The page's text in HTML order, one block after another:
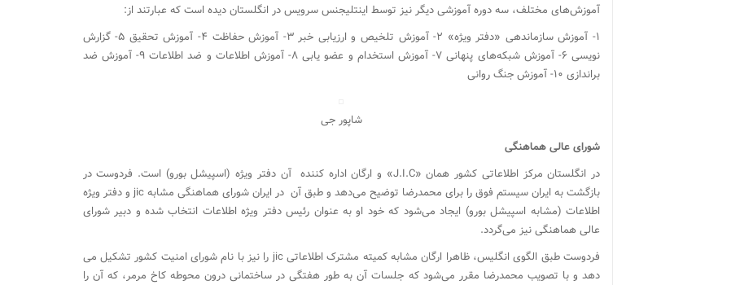
آموزش‌های مختلف، سه دوره آموزشی دیگر نیز توسط اینتلیجنس سرویس در انگلستان دیده است که عبارتند از:
۱- آموزش سازماندهی «دفتر ویژه» ۲- آموزش تلخیص و ارزیابی خبر ۳- آموزش حفاظت ۴- آموزش تحقیق ۵- گزارش
نویسی ۶- آموزش شبکه‌های پنهانی ۷- آموزش استخدام و عضو یابی ۸- آموزش اطلاعات و ضد اطلاعات ۹- آموزش ضد
براندازی ۱۰- آموزش جنگ روانی
شاپور جی
شورای عالی هماهنگی
در انگلستان مرکز اطلاعاتی کشور همان «J.I.C» و ارگان اداره کننده آن دفتر ویژه (اسپیشل بورو) است. فردوست در
بازگشت به ایران سیستم فوق را برای محمدرضا توضیح می‌دهد و طبق آن در ایران شورای هماهنگی مشابه jic و دفتر ویژه
اطلاعات (مشابه اسپیشل بورو) ایجاد می‌شود که خود او به عنوان رئیس دفتر ویژه اطلاعات انتخاب شده و دبیر شورای
عالی هماهنگی نیز می‌گردد.
فردوست طبق الگوی انگلیس، ظاهرا ارگان مشابه کمیته مشترک اطلاعاتی jic را نیز با نام شورای امنیت کشور تشکیل می
دهد و با تصویب محمدرضا مقرر می‌شود که جلسات آن به طور هفتگی در ساختمانی درون محوطه کاخ مرمر، که آن را